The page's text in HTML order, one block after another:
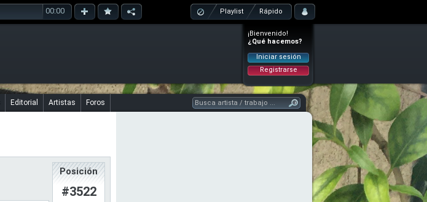
00:00 Playlist Rápido
¡Bienvenido!
¿Qué hacemos?
Iniciar sesión
Registrarse
Editorial Artistas Foros
Posición
#3522